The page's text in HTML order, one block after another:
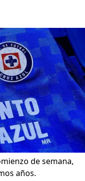
de semana,
años.